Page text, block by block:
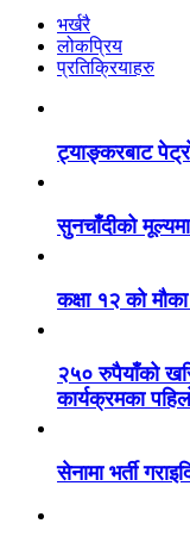
भर्खरै
लोकप्रिय
प्रतिक्रियाहरु
ट्याङ्करबाट
सुनचाँदीको मूल्यमा
कक्षा १२ को मौका
२५० रुपैयाँको
कार्यक्रमका
सेनामा भर्ती